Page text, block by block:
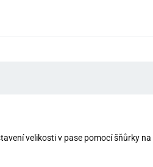
velikosti v pase pomocí šňůrky na